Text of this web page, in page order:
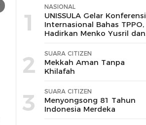
1
NASIONAL
UNISSULA Gelar Konferensi
Internasional Bahas TPPO,
Hadirkan Menko Yusril dan
Wakapolri
2 SUARA CITIZEN
Mekkah Aman Tanpa
Khilafah
3 SUARA CITIZEN
Menyongsong 81 Tahun
Indonesia Merdeka